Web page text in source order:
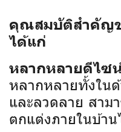
คุณสมบัติสำคัญข
ได้แก่
หลากหลายดีไซ
หลากหลายทั้งใน
และลวดลาย สาม
ตกแต่งภายในบ้า